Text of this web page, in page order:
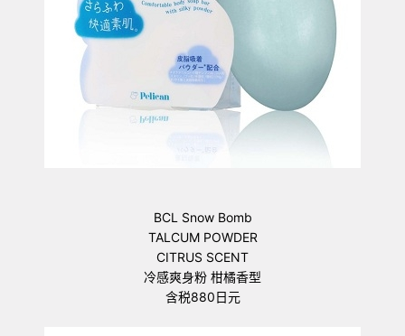
BCL Snow Bomb
TALCUM POWDER
CITRUS SCENT
冷感爽身粉 柑橘香型
含税880日元